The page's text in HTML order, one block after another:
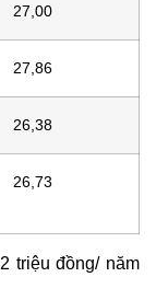
27,00
27,86
26,38
26,73
triệu đồng/ năm